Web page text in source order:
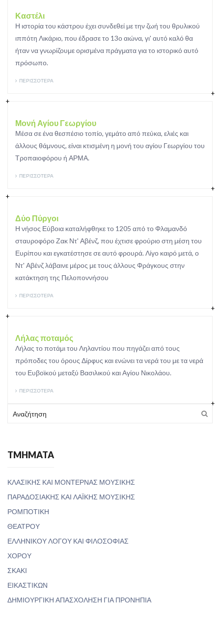
Καστέλι
Η ιστορία του κάστρου έχει συνδεθεί με την ζωή του θρυλικού
ιππότη Λικάριο, που έδρασε το 13ο αιώνα, γι' αυτό καλό θα
ήταν να γνωρίζουμε ορισμένα πράγματα για το ιστορικό αυτό
πρόσωπο.
ΠΕΡΙΣΣΟΤΕΡΑ
Μονή Αγίου Γεωργίου
Μέσα σε ένα θεσπέσιο τοπίο, γεμάτο από πεύκα, ελιές και
άλλους θάμνους, είναι κτισμένη η μονή του αγίου Γεωργίου του
Τροπαιοφόρου ή ΑΡΜΑ.
ΠΕΡΙΣΣΟΤΕΡΑ
Δύο Πύργοι
Η νήσος Εύβοια καταλήφθηκε το 1205 από το Φλαμανδό
σταυροφόρο Ζακ Ντ' Αβένζ, που έχτισε φρούριο στη μέση του
Ευρίπου και εγκατέστησε σε αυτό φρουρά. Λίγο καιρό μετά, ο
Ντ' Αβένζ λάβαινε μέρος με τους άλλους Φράγκους στην
κατάκτηση της Πελοποννήσου
ΠΕΡΙΣΣΟΤΕΡΑ
Λήλας ποταμός
Λήλας το ποτάμι του Ληλαντίου που πηγάζει από τους
πρόποδες του όρους Δίρφυς και ενώνει τα νερά του με τα νερά
του Ευβοϊκού μεταξύ Βασιλικού και Αγίου Νικολάου.
ΠΕΡΙΣΣΟΤΕΡΑ
TMHMATA
ΚΛΑΣΙΚΗΣ ΚΑΙ ΜΟΝΤΕΡΝΑΣ ΜΟΥΣΙΚΗΣ
ΠΑΡΑΔΟΣΙΑΚΗΣ ΚΑΙ ΛΑΪΚΗΣ ΜΟΥΣΙΚΗΣ
ΡΟΜΠΟΤΙΚΗ
ΘΕΑΤΡΟΥ
ΕΛΛΗΝΙΚΟΥ ΛΟΓΟΥ ΚΑΙ ΦΙΛΟΣΟΦΙΑΣ
ΧΟΡΟΥ
ΣΚΑΚΙ
ΕΙΚΑΣΤΙΚΩΝ
ΔΗΜΙΟΥΡΓΙΚΗ ΑΠΑΣΧΟΛΗΣΗ ΓΙΑ ΠΡΟΝΗΠΙΑ